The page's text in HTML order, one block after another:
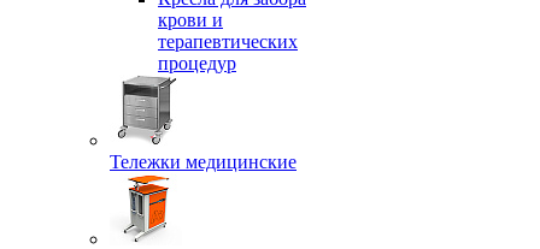
крови и
терапевтических
процедур
Тележки медицинские